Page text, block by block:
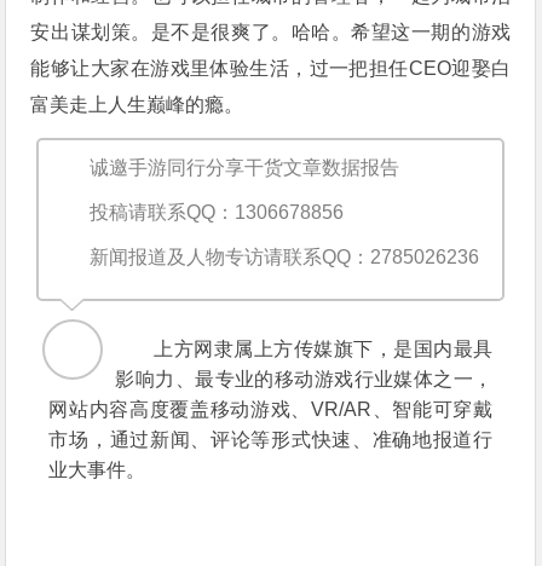
安出谋划策。是不是很爽了。哈哈。希望这一期的游戏
能够让大家在游戏里体验生活，过一把担任CEO迎娶白
富美走上人生巅峰的瘾。
诚邀手游同行分享干货文章数据报告
投稿请联系QQ：1306678856
新闻报道及人物专访请联系QQ：2785026236
上方网隶属上方传媒旗下，是国内最具
影响力、最专业的移动游戏行业媒体之一，
网站内容高度覆盖移动游戏、VR/AR、智能可穿戴
市场 ，通过新闻、评论等形式快速、准确地报道行
业大事件。